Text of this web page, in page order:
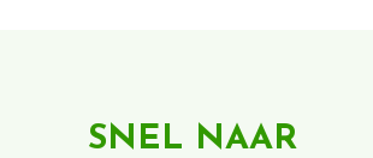
SNEL NAAR